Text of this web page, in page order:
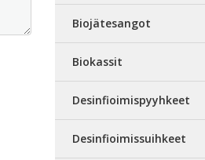
Biojätesangot
Biokassit
Desinfioimispyyhkeet
Desinfioimissuihkeet